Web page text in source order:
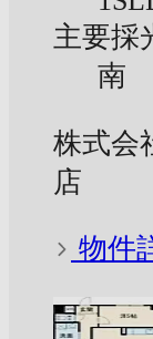
主要採
南
株式会
店
物件